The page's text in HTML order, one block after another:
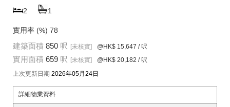
2 1
實用率 (%) 78
建築面積 850 呎 [未核實] @HK$ 15,647 / 呎
實用面積 659 呎 [未核實] @HK$ 20,182 / 呎
上次更新日期 2026年05月24日
詳細物業資料